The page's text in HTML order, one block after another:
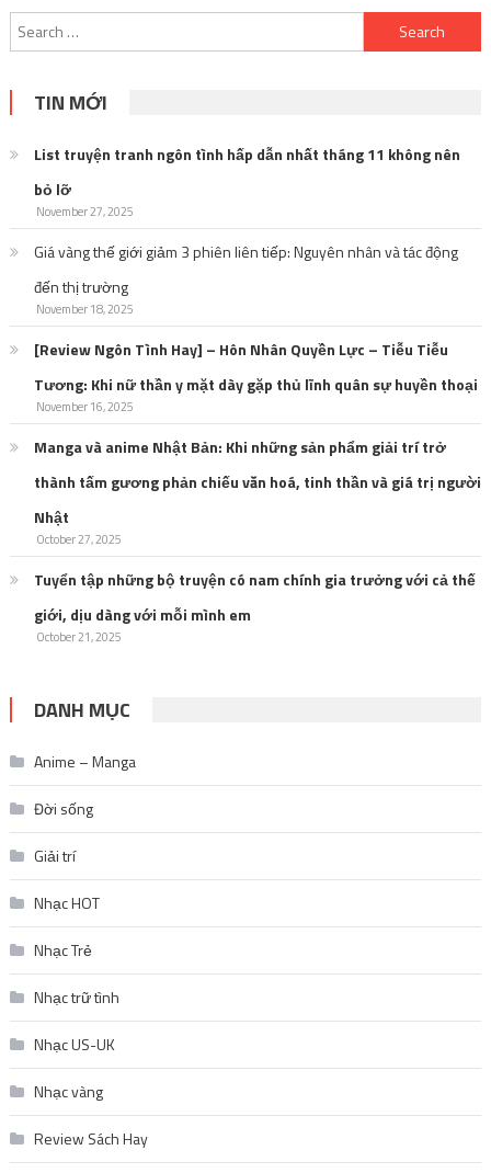
Search
for:
TIN MỚI
List truyện tranh ngôn tình hấp dẫn nhất tháng 11 không nên
bỏ lỡ
November 27, 2025
Giá vàng thế giới giảm 3 phiên liên tiếp: Nguyên nhân và tác động
đến thị trường
November 18, 2025
[Review Ngôn Tình Hay] – Hôn Nhân Quyền Lực – Tiễu Tiễu
Tương: Khi nữ thần y mặt dày gặp thủ lĩnh quân sự huyền thoại
November 16, 2025
Manga và anime Nhật Bản: Khi những sản phẩm giải trí trở
thành tấm gương phản chiếu văn hoá, tinh thần và giá trị người
Nhật
October 27, 2025
Tuyển tập những bộ truyện có nam chính gia trưởng với cả thế
giới, dịu dàng với mỗi mình em
October 21, 2025
DANH MỤC
Anime – Manga
Đời sống
Giải trí
Nhạc HOT
Nhạc Trẻ
Nhạc trữ tình
Nhạc US-UK
Nhạc vàng
Review Sách Hay